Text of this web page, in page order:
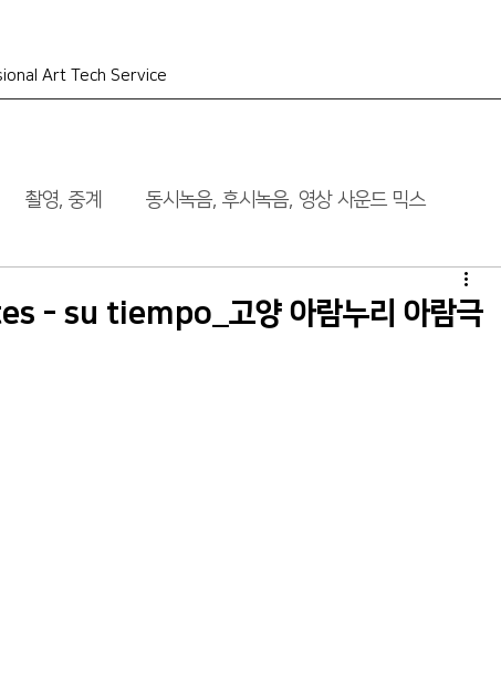
Art Tech Service
촬영, 중계 동시녹음, 후시녹음, 영상 사운드 믹스
- su tiempo_고양 아람누리 아람극